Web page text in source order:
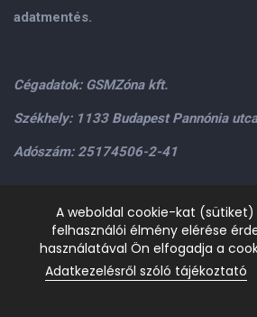
adatmentés.
Cégadatok: GSMZóna kft.
Székhely: 1133 Budapest Pannónia
Adószám: 25174506-2-41
Személyes átvétel: GSMZóna kft.
H-P: 9.00-17.00,Szo: 9.00-13.00
A weboldal cookie-kat (sütiket)
felhasználói élmény elérése
használatával Ön elfogadja a
Adatkezelésről szóló tájékoztató